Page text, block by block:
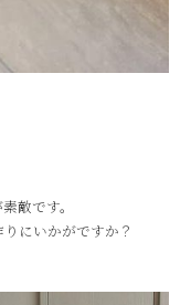
敵です。
にいかがですか？